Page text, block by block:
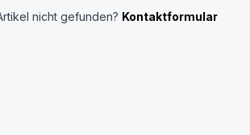
nicht gefunden? Kontaktformular